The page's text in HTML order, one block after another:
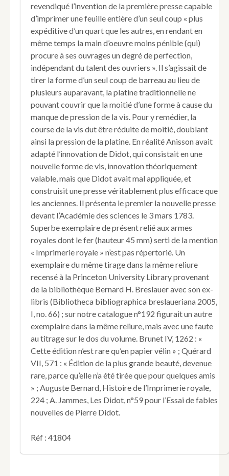
revendiqué l’invention de la première presse capable
d’imprimer une feuille entière d’un seul coup « plus
expéditive d’un quart que les autres, en rendant en
même temps la main d’oeuvre moins pénible (qui)
procure à ses ouvrages un degré de perfection,
indépendant du talent des ouvriers ». Il s’agissait de
tirer la forme d’un seul coup de barreau au lieu de
plusieurs auparavant, la platine traditionnelle ne
pouvant couvrir que la moitié d’une forme à cause du
manque de pression de la vis. Pour y remédier, la
course de la vis dut être réduite de moitié, doublant
ainsi la pression de la platine. En réalité Anisson avait
adapté l’innovation de Didot, qui consistait en une
nouvelle forme de vis, innovation théoriquement
valable, mais que Didot avait mal appliquée, et
construisit une presse véritablement plus efficace que
les anciennes. Il présenta le premier la nouvelle presse
devant l’Académie des sciences le 3 mars 1783.
Superbe exemplaire de présent relié aux armes
royales dont le fer (hauteur 45 mm) serti de la mention
« Imprimerie royale » n’est pas répertorié. Un
exemplaire du même tirage dans la même reliure
recensé à la Princeton University Library provenant
de la bibliothèque Bernard H. Breslauer avec son ex-
libris (Bibliotheca bibliographica breslaueriana 2005,
I, no. 66) ; sur notre catalogue n°192 figurait un autre
exemplaire dans la même reliure, mais avec une faute
au titrage sur le dos du volume. Brunet IV, 1262 : «
Cette édition n’est rare qu’en papier vélin » ; Quérard
VII, 571 : « Édition de la plus grande beauté, devenue
rare, parce qu’elle n’a été tirée que pour quelques amis
» ; Auguste Bernard, Histoire de l’Imprimerie royale,
224 ; A. Jammes, Les Didot, n°59 pour l’Essai de fables
nouvelles de Pierre Didot.
Réf : 41804